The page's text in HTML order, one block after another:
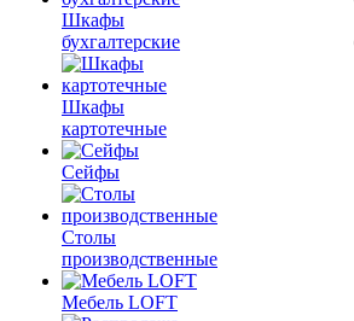
Шкафы
бухгалтерские
Шкафы
картотечные
Сейфы
Столы
производственные
Мебель LOFT